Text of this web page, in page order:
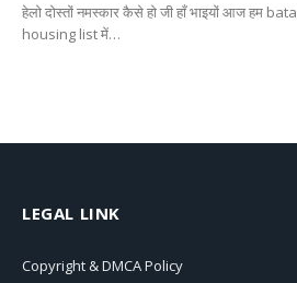
हेलो दोस्तों नमस्कार कैसे हो जी हाँ भाइयों आज हम
housing list में…
LEGAL LINK
Copyright & DMCA Policy